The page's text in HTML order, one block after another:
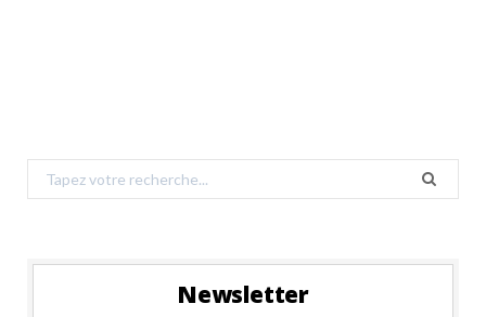
Search
for:
Newsletter